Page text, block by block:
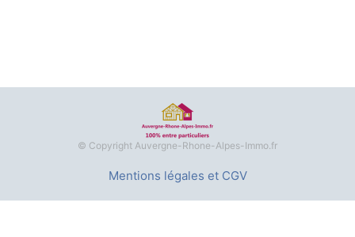
© Copyright Auvergne-Rhone-Alpes-Immo.fr
Mentions légales et CGV